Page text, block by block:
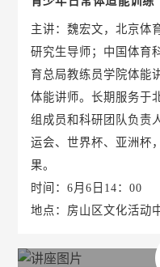
主讲：魏宏文，北京体
研究生导师；中国体育
育总局教练员学院体能
体能讲师。长期服务于
组成员和科研团队负责
运会、世界杯、亚洲杯
果。
时间：6月6日14：00
地点：房山区文化活动